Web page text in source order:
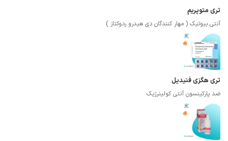
تری متوپریم
آنتی بیوتیک ( مهار کنندگان دی هیدرو ردوکتاز )
تری هگزی فنیدیل
ضد پارکینسون آنتی کولینرژیک